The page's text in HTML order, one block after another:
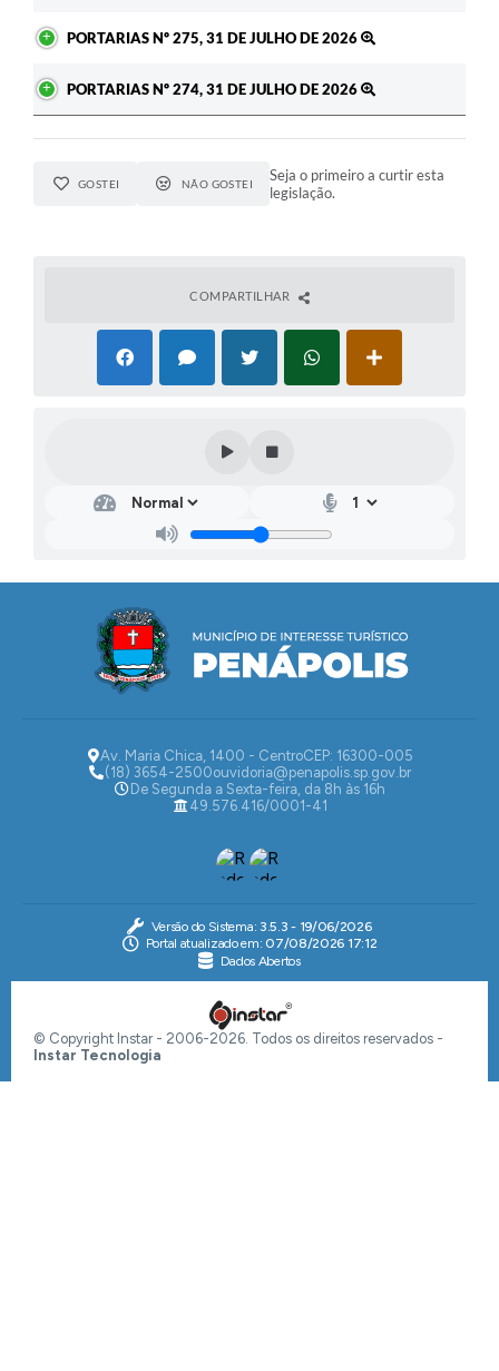
PORTARIAS Nº 275, 31 DE JULHO DE 2026
PORTARIAS Nº 274, 31 DE JULHO DE 2026
GOSTEI NÃO GOSTEI
Seja o primeiro a curtir esta
legislação.
COMPARTILHAR
Av. Maria Chica, 1400 - CentroCEP: 16300-005
(18) 3654-2500ouvidoria@penapolis.sp.gov.br
De Segunda a Sexta-feira, da 8h às 16h
49.576.416/0001-41
Versão do Sistema: 3.5.3 - 19/06/2026
Portal atualizado em:07/08/2026 17:12
Dados Abertos
© Copyright Instar - 2006-2026. Todos os direitos reservados -
Instar Tecnologia